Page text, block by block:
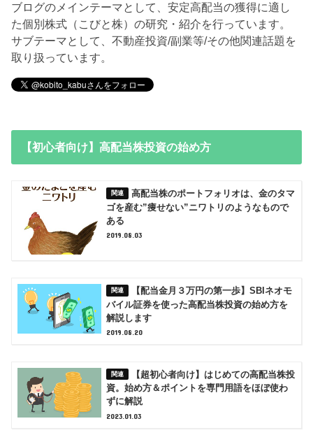
ブログのメインテーマとして、安定高配当の獲得に適し
た個別株式（こびと株）の研究・紹介を行っています。
サブテーマとして、不動産投資/副業等/その他関連話題を
取り扱っています。
【初心者向け】高配当株投資の始め方
高配当株のポートフォリオは、金のタマ
ゴを産む”痩せない”ニワトリのようなもので
ある
2019.08.03
【配当金月３万円の第一歩】SBIネオモ
バイル証券を使った高配当株投資の始め方を
解説します
2019.08.20
【超初心者向け】はじめての高配当株投
資。始め方＆ポイントを専門用語をほぼ使わ
ずに解説
2023.01.03